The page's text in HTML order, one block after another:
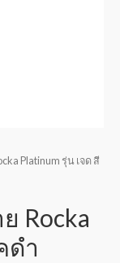
Platinum รุ่น เจด สี
Rocka
ดำ